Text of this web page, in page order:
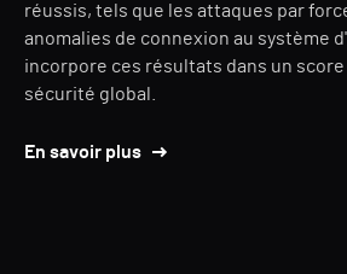
réussis, tels que les attaques par
anomalies de connexion au système
incorpore ces résultats dans un
sécurité global.
En savoir plus